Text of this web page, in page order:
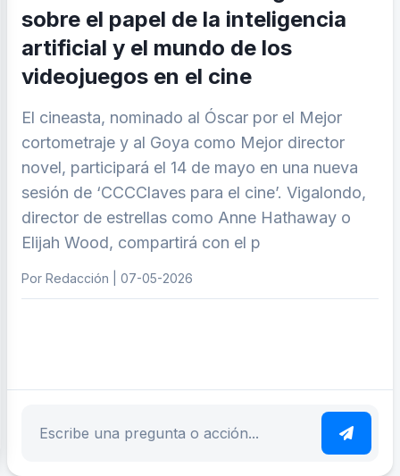
sobre el papel de la inteligencia
artificial y el mundo de los
videojuegos en el cine
El cineasta, nominado al Óscar por el Mejor
cortometraje y al Goya como Mejor director
novel, participará el 14 de mayo en una nueva
sesión de ‘CCCClaves para el cine’. Vigalondo,
director de estrellas como Anne Hathaway o
Elijah Wood, compartirá con el p
Por Redacción | 07-05-2026
Escribe tu pregunta